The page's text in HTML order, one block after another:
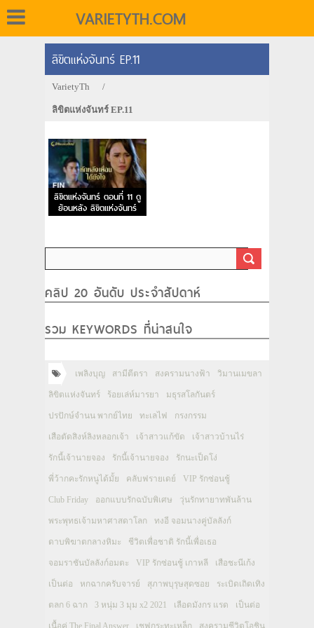
VARIETYTH.COM
ลิขิตแห่งจันทร์ EP.11
VarietyTh /
ลิขิตแห่งจันทร์ EP.11
ลิขิตแห่งจันทร์ ตอนที่ 11 ดู
ย้อนหลัง ลิขิตแห่งจันทร์
EP.11
คลิป 20 อันดับ ประจำสัปดาห์
รวม KEYWORDS ที่น่าสนใจ
เพลิงบุญ สามีตีตรา สงครามนางฟ้า วิมานเมขลา
ลิขิตแห่งจันทร์ ร้อยเล่ห์มารยา มธุรสโลกันตร์
ปรปักษ์จำนน พากย์ไทย ทะเลไฟ กรงกรรม
เสือตัดสิงห์ลิงหลอกเจ้า เจ้าสาวแก้ขัด เจ้าสาวบ้านไร่
รักนี้เจ้านายจอง รักนี้เจ้านายจอง รักนะเป็ดโง่
พี่ว้ากคะรักหนูได้มั้ย คลับฟรายเดย์ VIP รักซ่อนชู้
Club Friday ออกแบบรักฉบับพิเศษ วุ่นรักทายาทพันล้าน
พระพุทธเจ้ามหาศาสดาโลก ทงอี จอมนางคู่บัลลังก์
ดาบพิฆาตกลางหิมะ ชีวิตเพื่อชาติ รักนี้เพื่อเธอ
จอมราชันบัลลังก์อมตะ VIP รักซ่อนชู้ เกาหลี เสือชะนีเก้ง
เป็นต่อ หกฉากครับจารย์ สุภาพบุรุษสุดซอย ระเบิดเถิดเทิง
ตลก 6 ฉาก 3 หนุ่ม 3 มุม x2 2021 เลือดมังกร แรด เป็นต่อ
เนื้อคู่ The Final Answer เชฟกระทะเหล็ก สงครามชีวิตโอชิน